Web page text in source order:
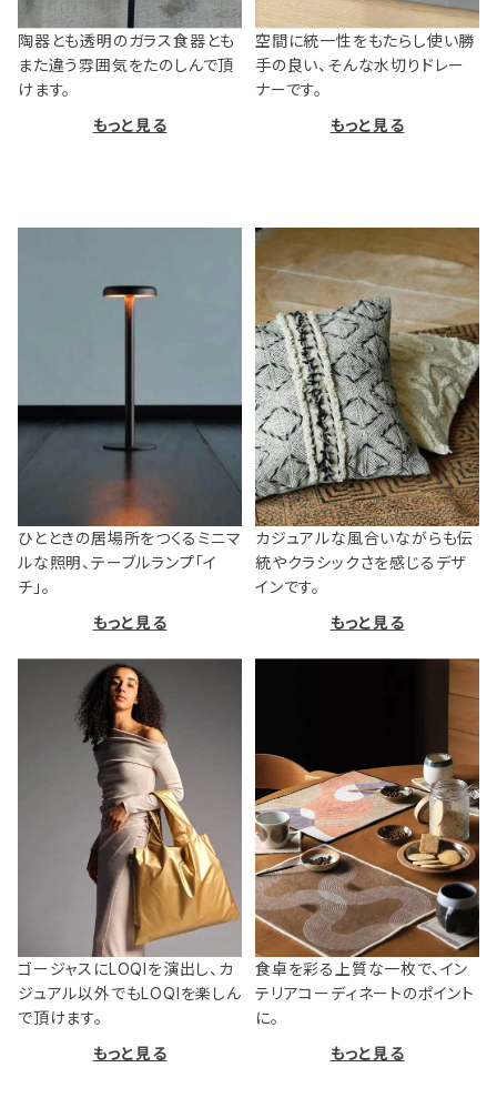
陶器とも透明のガラス食器とも
また違う雰囲気をたのしんで頂
けます。
もっと見る
空間に統一性をもたらし使い勝
手の良い、そんな水切りドレー
ナーです。
もっと見る
ひとときの居場所をつくるミニマ
ルな照明、テーブルランプ「イ
チ」。
もっと見る
カジュアルな風合いながらも伝
統やクラシックさを感じるデザ
インです。
もっと見る
ゴージャスにLOQIを演出し、カ
ジュアル以外でもLOQIを楽しん
で頂けます。
もっと見る
食卓を彩る上質な一枚で、イン
テリアコーディネートのポイント
に。
もっと見る